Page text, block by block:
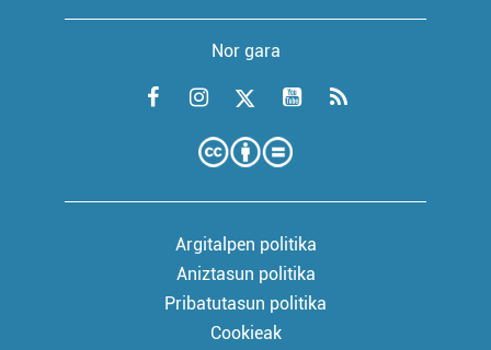
Nor gara
Argitalpen politika
Aniztasun politika
Pribatutasun politika
Cookieak